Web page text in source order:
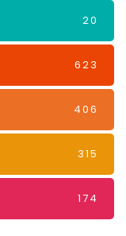
20
623
406
315
174